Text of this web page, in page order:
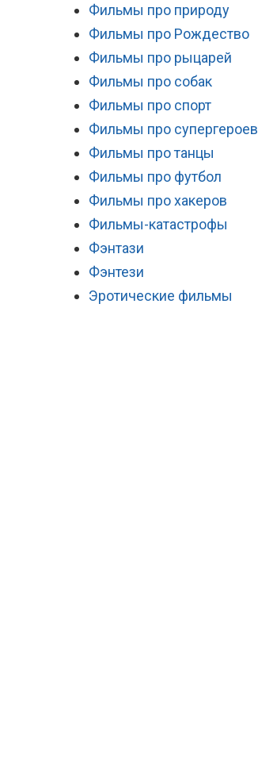
Фильмы про природу
Фильмы про Рождество
Фильмы про рыцарей
Фильмы про собак
Фильмы про спорт
Фильмы про супергероев
Фильмы про танцы
Фильмы про футбол
Фильмы про хакеров
Фильмы-катастрофы
Фэнтази
Фэнтези
Эротические фильмы